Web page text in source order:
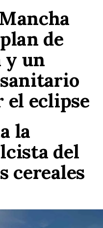
de
y un
el eclipse
la
del
cereales